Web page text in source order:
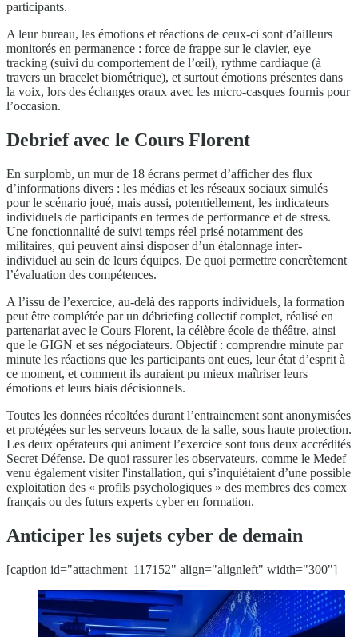
participants.
A leur bureau, les émotions et réactions de ceux-ci sont d’ailleurs
monitorés en permanence : force de frappe sur le clavier, eye
tracking (suivi du comportement de l’œil), rythme cardiaque (à
travers un bracelet biométrique), et surtout émotions présentes dans
la voix, lors des échanges oraux avec les micro-casques fournis pour
l’occasion.
Debrief avec le Cours Florent
En surplomb, un mur de 18 écrans permet d’afficher des flux
d’informations divers : les médias et les réseaux sociaux simulés
pour le scénario joué, mais aussi, potentiellement, les indicateurs
individuels de participants en termes de performance et de stress.
Une fonctionnalité de suivi temps réel prisé notamment des
militaires, qui peuvent ainsi disposer d’un étalonnage inter-
individuel au sein de leurs équipes. De quoi permettre concrètement
l’évaluation des compétences.
A l’issu de l’exercice, au-delà des rapports individuels, la formation
peut être complétée par un débriefing collectif complet, réalisé en
partenariat avec le Cours Florent, la célèbre école de théâtre, ainsi
que le GIGN et ses négociateurs. Objectif : comprendre minute par
minute les réactions que les participants ont eues, leur état d’esprit à
ce moment, et comment ils auraient pu mieux maîtriser leurs
émotions et leurs biais décisionnels.
Toutes les données récoltées durant l’entrainement sont anonymisées
et protégées sur les serveurs locaux de la salle, sous haute protection.
Les deux opérateurs qui animent l’exercice sont tous deux accrédités
Secret Défense. De quoi rassurer les observateurs, comme le Medef
venu également visiter l'installation, qui s’inquiétaient d’une possible
exploitation des « profils psychologiques » des membres des comex
français ou des futurs experts cyber en formation.
Anticiper les sujets cyber de demain
[caption id="attachment_117152" align="alignleft" width="300"]